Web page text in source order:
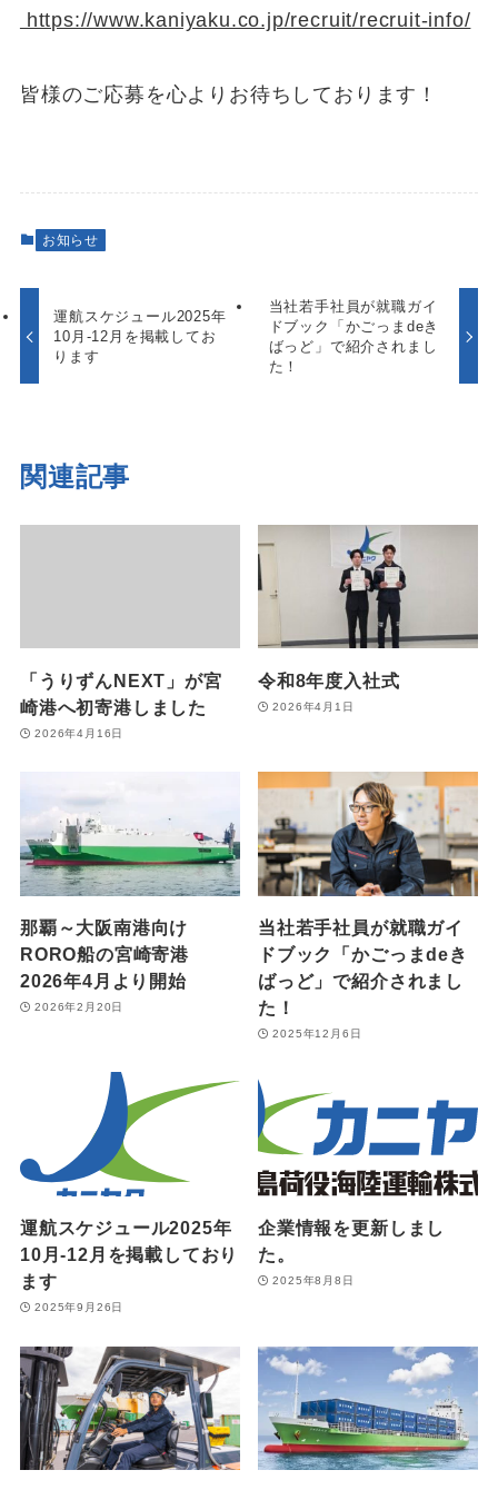
https://www.kaniyaku.co.jp/recruit/recruit-info/
皆様のご応募を心よりお待ちしております！
お知らせ
運航スケジュール2025年
10月-12月を掲載してお
ります
当社若手社員が就職ガイ
ドブック「かごっまdeき
ばっど」で紹介されまし
た！
関連記事
「うりずんNEXT」が宮
崎港へ初寄港しました
2026年4月16日
令和8年度入社式
2026年4月1日
那覇～大阪南港向け
RORO船の宮崎寄港
2026年4月より開始
2026年2月20日
当社若手社員が就職ガイ
ドブック「かごっまdeき
ばっど」で紹介されまし
た！
2025年12月6日
運航スケジュール2025年
10月-12月を掲載しており
ます
2025年9月26日
企業情報を更新しまし
た。
2025年8月8日